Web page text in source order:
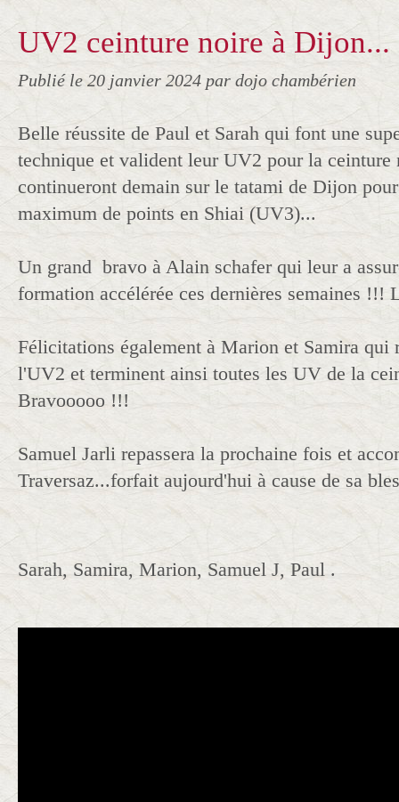
UV2 ceinture noire à Dijon...
Publié le 20 janvier 2024 par dojo chambérien
Belle réussite de Paul et Sarah qui font une
technique et valident leur UV2 pour la ceinture
continueront demain sur le tatami de Dijon
maximum de points en Shiai (UV3)...
Un grand bravo à Alain schafer qui leur a
formation accélérée ces dernières semaines !!!
Félicitations également à Marion et Samira qui
l'UV2 et terminent ainsi toutes les UV de la
Bravooooo !!!
Samuel Jarli repassera la prochaine fois et
Traversaz...forfait aujourd'hui à cause de sa
Sarah, Samira, Marion, Samuel J, Paul .